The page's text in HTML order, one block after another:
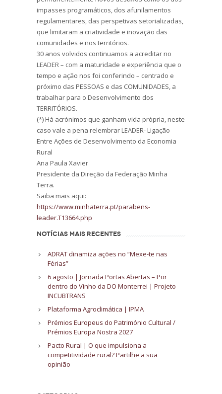
impasses programáticos, dos afunilamentos
regulamentares, das perspetivas setorializadas,
que limitaram a criatividade e inovação das
comunidades e nos territórios.
30 anos volvidos continuamos a acreditar no
LEADER – com a maturidade e experiência que o
tempo e ação nos foi conferindo – centrado e
próximo das PESSOAS e das COMUNIDADES, a
trabalhar para o Desenvolvimento dos
TERRITÓRIOS.
(*) Há acrónimos que ganham vida própria, neste
caso vale a pena relembrar LEADER- Ligação
Entre Ações de Desenvolvimento da Economia
Rural
Ana Paula Xavier
Presidente da Direção da Federação Minha
Terra.
Saiba mais aqui:
https://www.minhaterra.pt/parabens-
leader.T13664.php
NOTÍCIAS MAIS RECENTES
ADRAT dinamiza ações no “Mexe-te nas
Férias”
6 agosto | Jornada Portas Abertas – Por
dentro do Vinho da DO Monterrei | Projeto
INCUBTRANS
Plataforma Agroclimática | IPMA
Prémios Europeus do Património Cultural /
Prémios Europa Nostra 2027
Pacto Rural | O que impulsiona a
competitividade rural? Partilhe a sua
opinião